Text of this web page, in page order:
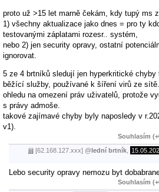
proto už >15 let marně čekám, kdy tupý ms
1) všechny aktualizace jako dnes = pro ty
testovanými záplatami rozesr.. systém,
nebo 2) jen security opravy, ostatní
ignorovat.
5 ze 4 brtníků sledují jen hyperkritické chyby
běžící služby, používané k šíření virů ze
ohledu na omezení práv uživatelů, protože
s právy admoše.
takové zajímavé chyby byly naposledy v
v1).
Souhlasím
jjj [62.168.127.xxx] @lední brtník
Lebo security opravy nemozu byt
Souhlasím